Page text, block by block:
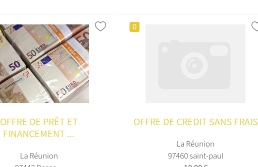
OFFRE DE PRÊT ET
FINANCEMENT ...
La Réunion
0
OFFRE DE CREDIT SANS FRAIS
La Réunion
97460 saint-paul